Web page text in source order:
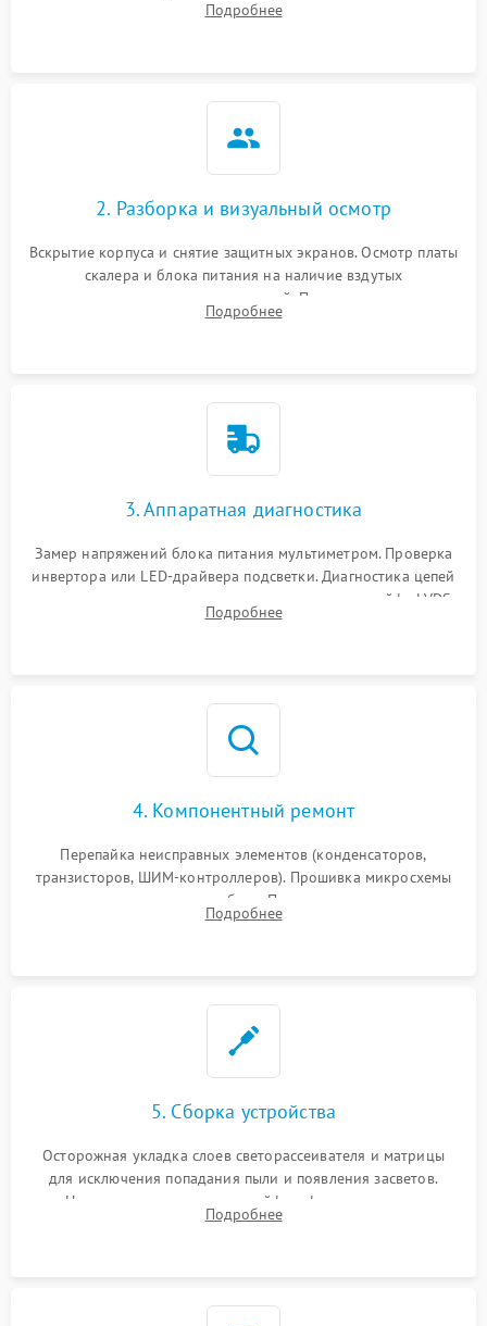
изображения, работы подсветки и выявления артефактов на
Подробнее
2. Разборка и визуальный осмотр
Вскрытие корпуса и снятие защитных экранов. Осмотр платы
скалера и блока питания на наличие вздутых
конденсаторов, прогаров, окислений. Проверка надежности
контактов и целостности шлейфов матрицы.
Подробнее
3. Аппаратная диагностика
Замер напряжений блока питания мультиметром. Проверка
инвертора или LED-драйвера подсветки. Диагностика цепей
питания скалера и тестирование сигналов на шлейфе LVDS
Подробнее
4. Компонентный ремонт
Перепайка неисправных элементов (конденсаторов,
транзисторов, ШИМ-контроллеров). Прошивка микросхемы
памяти при программных сбоях. При поломке подсветки —
разборка матрицы и замена выгоревших светодиодов.
Подробнее
5. Сборка устройства
Осторожная укладка слоев светорассеивателя и матрицы
для исключения попадания пыли и появления засветов.
Надежное подключение шлейфов, фиксация плат и
аккуратное защелкивание пластикового корпуса монитора.
Подробнее